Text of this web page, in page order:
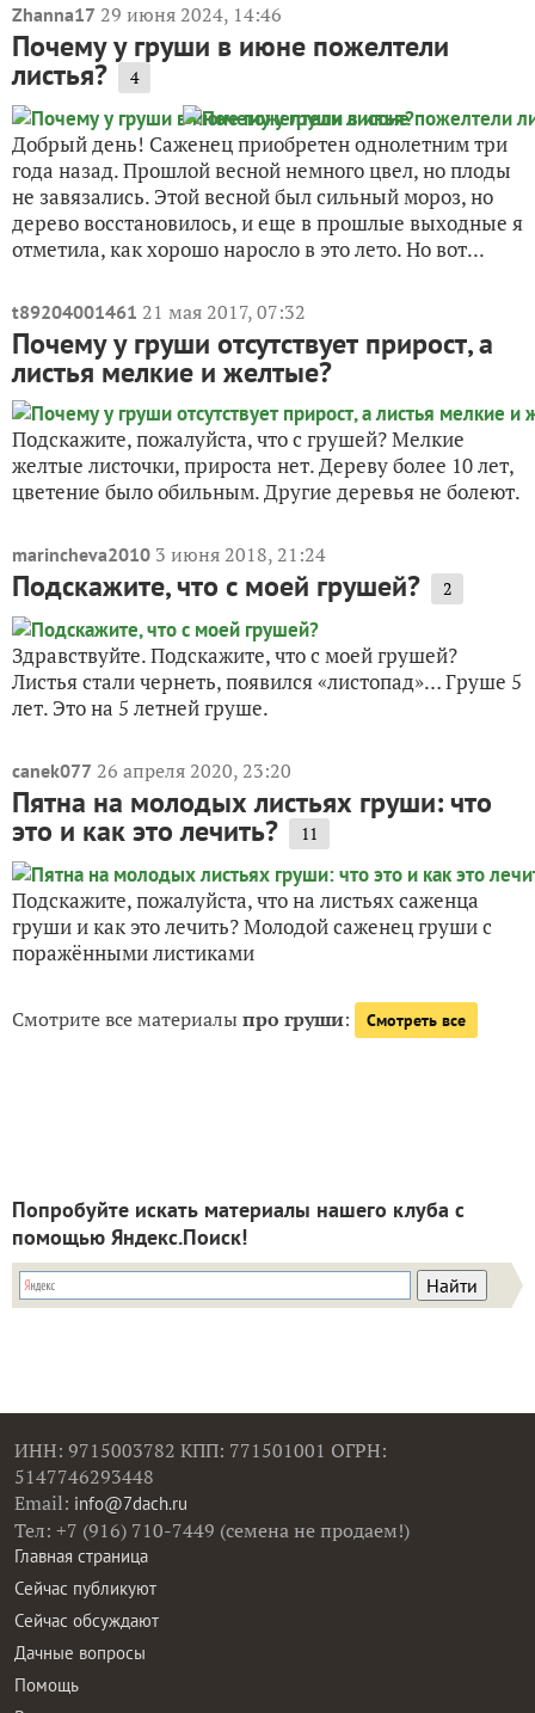
Zhanna17 29 июня 2024, 14:46
Почему у груши в июне пожелтели
листья? 4
Добрый день! Саженец приобретен однолетним три
года назад. Прошлой весной немного цвел, но плоды
не завязались. Этой весной был сильный мороз, но
дерево восстановилось, и еще в прошлые выходные я
отметила, как хорошо наросло в это лето. Но вот...
t89204001461 21 мая 2017, 07:32
Почему у груши отсутствует прирост, а
листья мелкие и желтые?
Подскажите, пожалуйста, что с грушей? Мелкие
желтые листочки, прироста нет. Дереву более 10 лет,
цветение было обильным. Другие деревья не болеют.
marincheva2010 3 июня 2018, 21:24
Подскажите, что с моей грушей? 2
Здравствуйте. Подскажите, что с моей грушей?
Листья стали чернеть, появился «листопад»… Груше 5
лет. Это на 5 летней груше.
canek077 26 апреля 2020, 23:20
Пятна на молодых листьях груши: что
это и как это лечить? 11
Подскажите, пожалуйста, что на листьях саженца
груши и как это лечить? Молодой саженец груши с
поражёнными листиками
Смотрите все материалыпро груши: Смотреть все
Попробуйте искать материалы нашего клуба с
помощью Яндекс.Поиск!
ИНН: 9715003782 КПП: 771501001 ОГРН:
5147746293448
Email: info@7dach.ru
Тел: +7 (916) 710-7449 (семена не продаем!)
Главная страница
Сейчас публикуют
Сейчас обсуждают
Дачные вопросы
Помощь